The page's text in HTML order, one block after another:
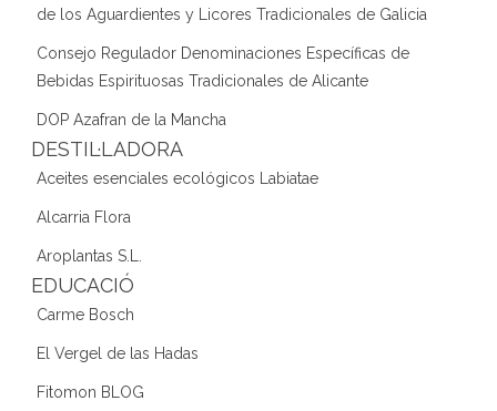
de los Aguardientes y Licores Tradicionales de Galicia
Consejo Regulador Denominaciones Específicas de
Bebidas Espirituosas Tradicionales de Alicante
DOP Azafran de la Mancha
DESTIL·LADORA
Aceites esenciales ecológicos Labiatae
Alcarria Flora
Aroplantas S.L.
EDUCACIÓ
Carme Bosch
El Vergel de las Hadas
Fitomon BLOG